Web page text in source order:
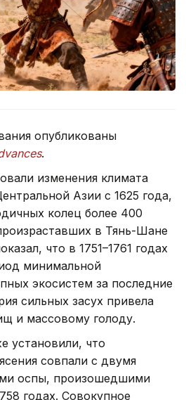
опубликованы
.
изменения климата
Азии с 1625 года,
колец более 400
в Тянь-Шане
что в 1751–1761 годах
минимальной
экосистем за последние
сильных засух привела
и массовому голоду.
установили, что
совпали с двумя
оспы, произошедшими
годах. Совокупное